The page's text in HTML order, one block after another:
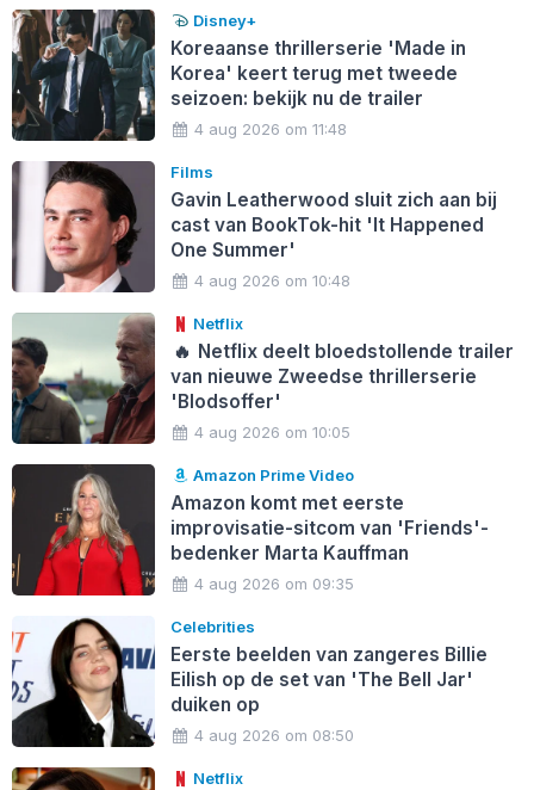
Disney+
Koreaanse thrillerserie 'Made in
Korea' keert terug met tweede
seizoen: bekijk nu de trailer
4 aug 2026 om 11:48
Films
Gavin Leatherwood sluit zich aan bij
cast van BookTok-hit 'It Happened
One Summer'
4 aug 2026 om 10:48
Netflix
🔥 Netflix deelt bloedstollende trailer
van nieuwe Zweedse thrillerserie
'Blodsoffer'
4 aug 2026 om 10:05
Amazon Prime Video
Amazon komt met eerste
improvisatie-sitcom van 'Friends'-
bedenker Marta Kauffman
4 aug 2026 om 09:35
Celebrities
Eerste beelden van zangeres Billie
Eilish op de set van 'The Bell Jar'
duiken op
4 aug 2026 om 08:50
Netflix